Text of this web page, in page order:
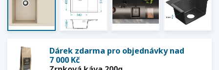
Dárek zdarma pro objednávky nad
7 000 Kč